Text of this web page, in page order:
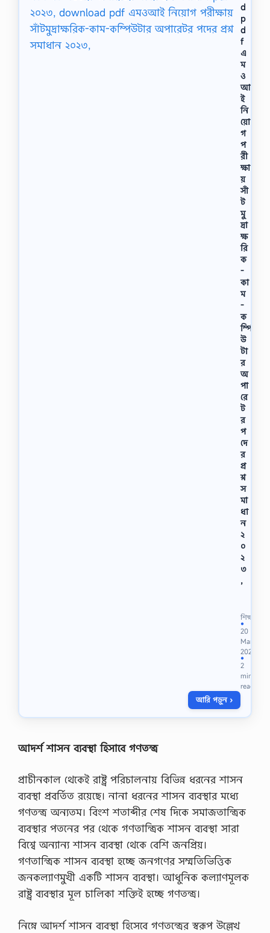
d
p
d
f
এ
ম
ও
আ
ই
নি
য়ো
গ
প
রী
ক্ষা
য়
সাঁ
ট
মু
দ্রা
ক্ষ
রি
ক
-
কা
ম
-
ক
ম্পি
উ
টা
র
অ
পা
রে
ট
র
প
দে
র
প্র
শ্ন
স
মা
ধা
ন
২
০
২
৩
,
ও
স
ম্প্র
চা
র
ম
ন্ত্র
ণা
দ্রা
ক
ম্পি
শিক্ষা
●
20
Mar
2023
●
2
min
read
আরি পড়ুন ›
আদর্শ শাসন ব্যবস্থা হিসাবে গণতন্ত্র
প্রাচীনকাল থেকেই রাষ্ট্র পরিচালনায় বিভিন্ন ধরনের শাসন
ব্যবস্থা প্রবর্তিত রয়েছে। নানা ধরনের শাসন ব্যবস্থার মধ্যে
গণতন্ত্র অন্যতম। বিংশ শতাব্দীর শেষ দিকে সমাজতান্ত্রিক
ব্যবস্থার পতনের পর থেকে গণতান্ত্রিক শাসন ব্যবস্থা সারা
বিশ্বে অন্যান্য শাসন ব্যবস্থা থেকে বেশি জনপ্রিয়।
গণতান্ত্রিক শাসন ব্যবস্থা হচ্ছে জনগণের সম্মতিভিত্তিক
জনকল্যাণমুখী একটি শাসন ব্যবস্থা। আধুনিক কল্যাণমূলক
রাষ্ট্র ব্যবস্থার মূল চালিকা শক্তিই হচ্ছে গণতন্ত্র।
নিম্নে আদর্শ শাসন ব্যবস্থা হিসেবে গণতন্ত্রের স্বরূপ উল্লেখ